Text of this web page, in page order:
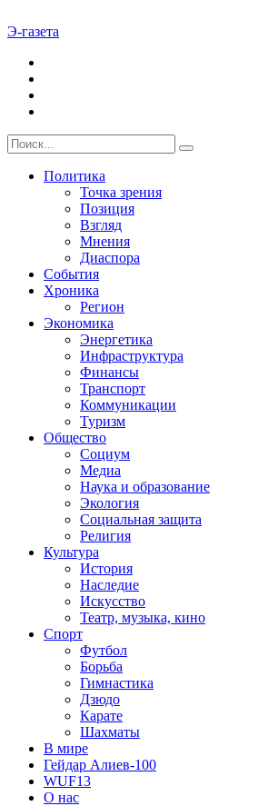
Э-газета
Политика
Точка зрения
Позиция
Взгляд
Мнения
Диаспора
События
Хроника
Регион
Экономика
Энергетика
Инфраструктура
Финансы
Транспорт
Коммуникации
Туризм
Общество
Социум
Медиа
Наука и образование
Экология
Социальная защита
Религия
Культура
История
Наследие
Искусство
Театр, музыка, кино
Спорт
Футбол
Борьба
Гимнастика
Дзюдо
Карате
Шахматы
В мире
Гейдар Алиев-100
WUF13
О нас